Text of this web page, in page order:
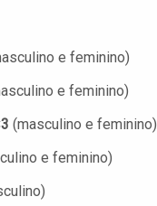
e feminino)
e feminino)
(masculino e feminino)
e feminino)